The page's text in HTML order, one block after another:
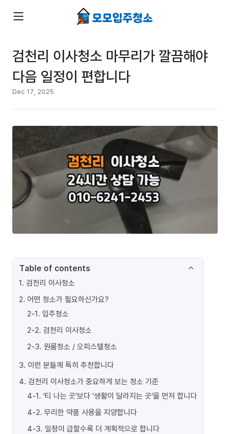
검천리 이사청소 마무리가 깔끔해야
다음 일정이 편합니다
Dec 17, 2025
Table of contents
1. 검천리 이사청소
2. 어떤 청소가 필요하신가요?
2-1. 입주청소
2-2. 검천리 이사청소
2-3. 원룸청소 / 오피스텔청소
3. 이런 분들께 특히 추천합니다
4. 검천리 이사청소가 중요하게 보는 청소 기준
4-1. ‘티 나는 곳’보다 ‘생활이 달라지는 곳’을 먼저 합니다
4-2. 무리한 약품 사용을 지양합니다
4-3. 일정이 급할수록 더 계획적으로 합니다